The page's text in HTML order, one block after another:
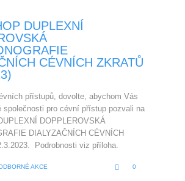
DUPLEXNÍ
CÉVNÍCH ZKRATŮ
přístupů, dovolte, abychom Vás
společnosti pro cévní přístup pozvali na
DOPPLEROVSKÁ
DIALYZAČNÍCH CÉVNÍCH
Podrobnosti viz příloha.
AKCE 
LOVE
IT
0